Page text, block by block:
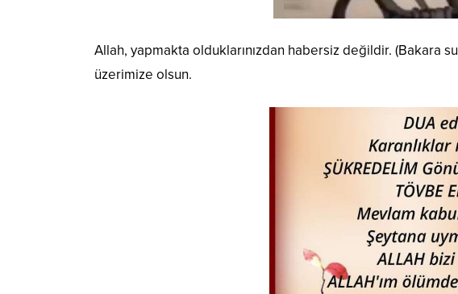
Allah, yapmakta olduklarınızdan habersiz değildir. (Bakara
üzerimize olsun.